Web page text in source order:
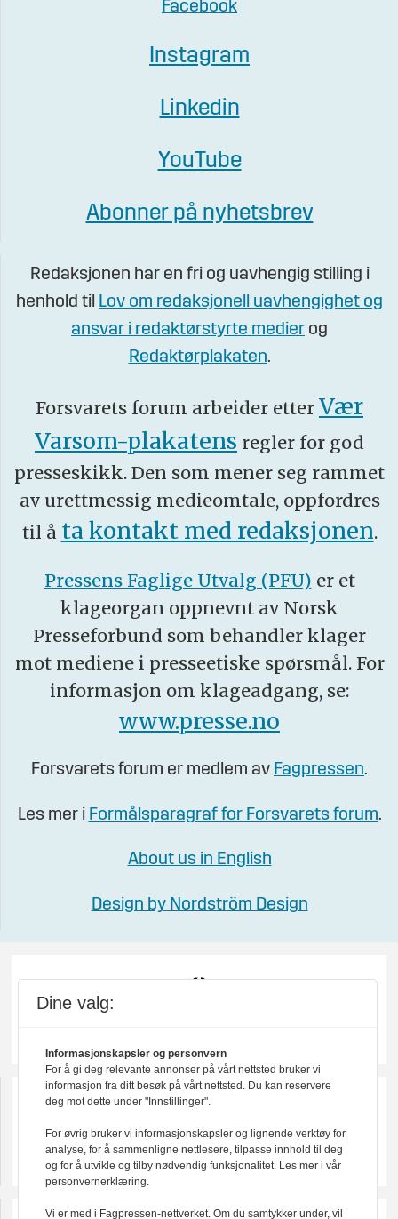
Facebook
Instagram
Linkedin
YouTube
Abonner på nyhetsbrev
Redaksjonen har en fri og uavhengig stilling i
henhold til Lov om redaksjonell uavhengighet og
ansvar i redaktørstyrte medier og
Redaktørplakaten.
Forsvarets forum arbeider etter Vær
Varsom-plakatens regler for god
presseskikk. Den som mener seg rammet
av urettmessig medieomtale, oppfordres
til å ta kontakt med redaksjonen.
Pressens Faglige Utvalg (PFU) er et
klageorgan oppnevnt av Norsk
Presseforbund som behandler klager
mot mediene i presseetiske spørsmål. For
informasjon om klageadgang, se:
www.presse.no
Forsvarets forum er medlem av Fagpressen.
Les mer i Formålsparagraf for Forsvarets forum.
About us in English
Design by Nordström Design
Dine valg:
Informasjonskapsler og personvern
For å gi deg relevante annonser på vårt nettsted bruker vi
informasjon fra ditt besøk på vårt nettsted. Du kan reservere
deg mot dette under "Innstillinger".
For øvrig bruker vi informasjonskapsler og lignende verktøy for
analyse, for å sammenligne nettlesere, tilpasse innhold til deg
og for å utvikle og tilby nødvendig funksjonalitet. Les mer i vår
personvernerklæring.
Vi er med i Fagpressen-nettverket. Om du samtykker under, vil